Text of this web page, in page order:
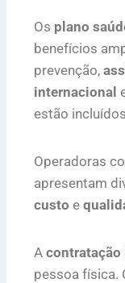
Os plano
benefícios
prevenção,
internacional
estão
Operadoras
apresentam
custo e
A contratação
pessoa física.